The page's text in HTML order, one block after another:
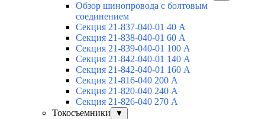
Обзор шинопровода с болтовым
соединением
Секция 21-837-040-01 40 А
Секция 21-838-040-01 60 А
Секция 21-839-040-01 100 А
Секция 21-842-040-01 140 А
Секция 21-842-040-01 160 А
Секция 21-816-040 200 А
Секция 21-820-040 240 А
Секция 21-826-040 270 А
Токосъемники
▼